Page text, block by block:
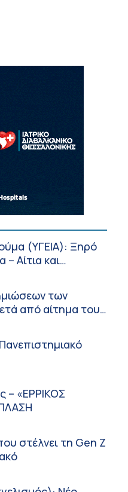
(ΥΓΕΙΑ): Ξηρό
Αίτια και
των
από αίτημα του
– «ΕΡΡΙΚΟΣ
στέλνει τη Gen Z